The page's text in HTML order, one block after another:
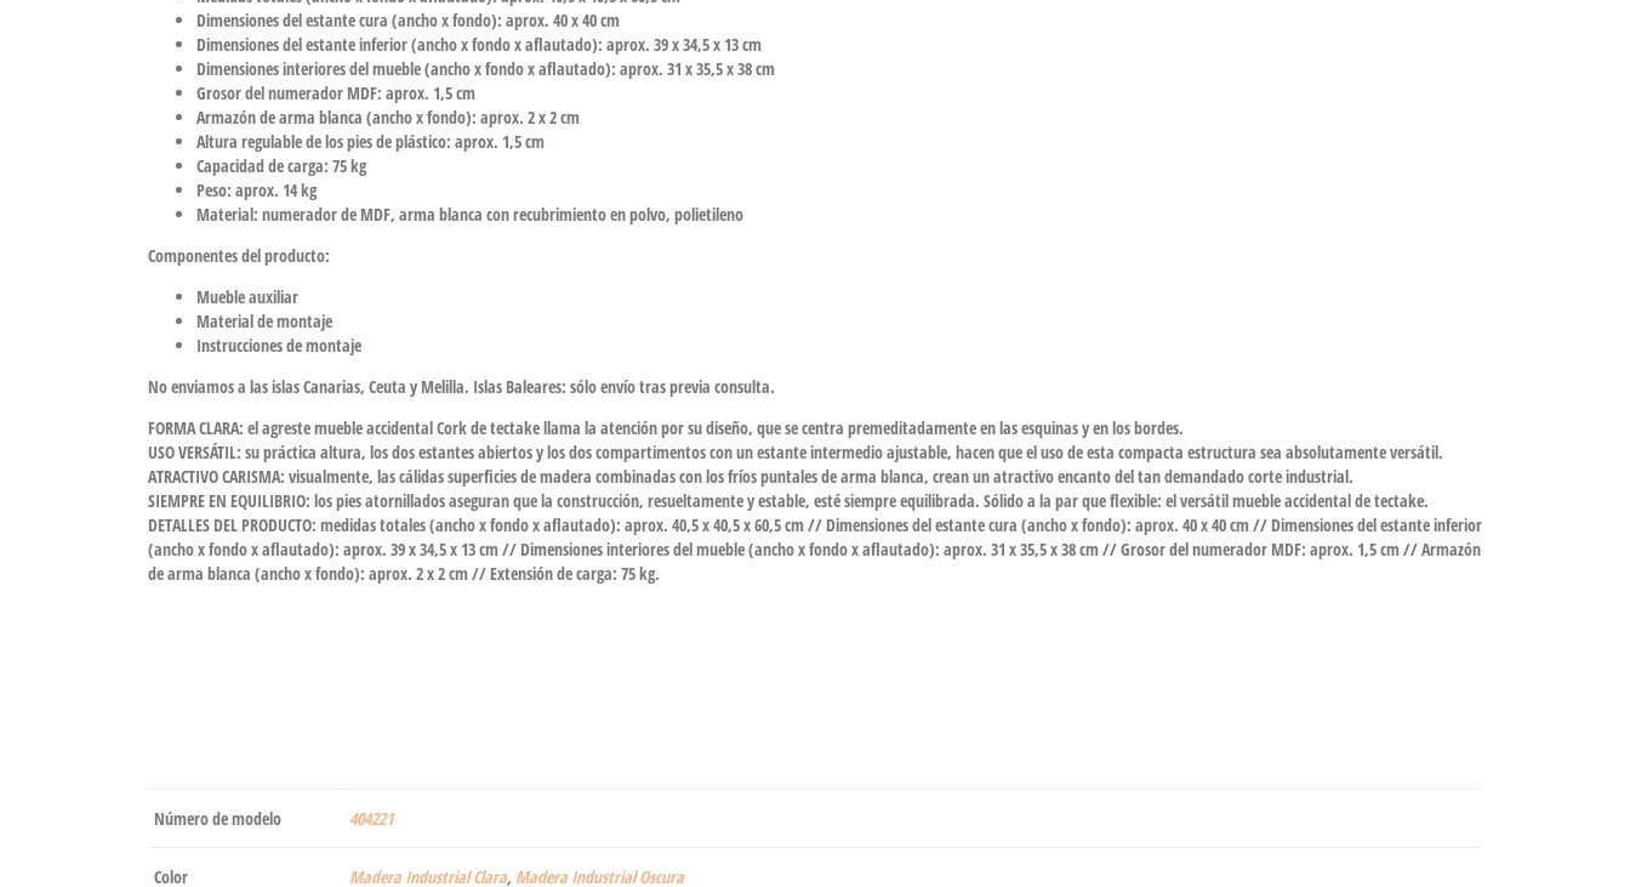
Dimensiones del estante cura (ancho x fondo): aprox. 40 x 40 cm
Dimensiones del estante inferior (ancho x fondo x aflautado): aprox. 39 x 34,5 x 13 cm
Dimensiones interiores del mueble (ancho x fondo x aflautado): aprox. 31 x 35,5 x 38 cm
Grosor del numerador MDF: aprox. 1,5 cm
Armazón de arma blanca (ancho x fondo): aprox. 2 x 2 cm
Altura regulable de los pies de plástico: aprox. 1,5 cm
Capacidad de carga: 75 kg
Peso: aprox. 14 kg
Material: numerador de MDF, arma blanca con recubrimiento en polvo, polietileno
Componentes del producto:
Mueble auxiliar
Material de montaje
Instrucciones de montaje
No enviamos a las islas Canarias, Ceuta y Melilla. Islas Baleares: sólo envío tras previa consulta.
FORMA CLARA: el agreste mueble accidental Cork de tectake llama la atención por su diseño, que se centra premeditadamente en las esquinas y en los bordes.
USO VERSÁTIL: su práctica altura, los dos estantes abiertos y los dos compartimentos con un estante intermedio ajustable, hacen que el uso de esta compacta estructura sea absolutamente versátil.
ATRACTIVO CARISMA: visualmente, las cálidas superficies de madera combinadas con los fríos puntales de arma blanca, crean un atractivo encanto del tan demandado corte industrial.
SIEMPRE EN EQUILIBRIO: los pies atornillados aseguran que la construcción, resueltamente y estable, esté siempre equilibrada. Sólido a la par que flexible: el versátil mueble accidental de tectake.
DETALLES DEL PRODUCTO: medidas totales (ancho x fondo x aflautado): aprox. 40,5 x 40,5 x 60,5 cm // Dimensiones del estante cura (ancho x fondo): aprox. 40 x 40 cm // Dimensiones del estante inferior
(ancho x fondo x aflautado): aprox. 39 x 34,5 x 13 cm // Dimensiones interiores del mueble (ancho x fondo x aflautado): aprox. 31 x 35,5 x 38 cm // Grosor del numerador MDF: aprox. 1,5 cm // Armazón
de arma blanca (ancho x fondo): aprox. 2 x 2 cm // Extensión de carga: 75 kg.
Número de modelo ‎404221
Color Madera Industrial Clara, Madera Industrial Oscura